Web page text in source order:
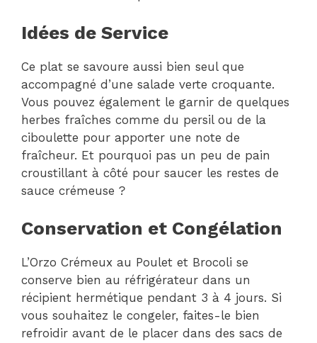
Idées de Service
Ce plat se savoure aussi bien seul que
accompagné d’une salade verte croquante.
Vous pouvez également le garnir de quelques
herbes fraîches comme du persil ou de la
ciboulette pour apporter une note de
fraîcheur. Et pourquoi pas un peu de pain
croustillant à côté pour saucer les restes de
sauce crémeuse ?
Conservation et Congélation
L’Orzo Crémeux au Poulet et Brocoli se
conserve bien au réfrigérateur dans un
récipient hermétique pendant 3 à 4 jours. Si
vous souhaitez le congeler, faites-le bien
refroidir avant de le placer dans des sacs de